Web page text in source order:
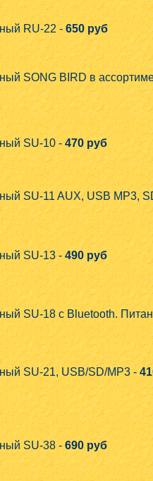
RU-22 -650 руб
SONG BIRD в
SU-10 -470 руб
SU-11 AUX, USB MP3,
SU-13 - 490 руб
SU-18 c Bluetooth.
SU-21, USB/SD/MP3 -
SU-38 -690 руб